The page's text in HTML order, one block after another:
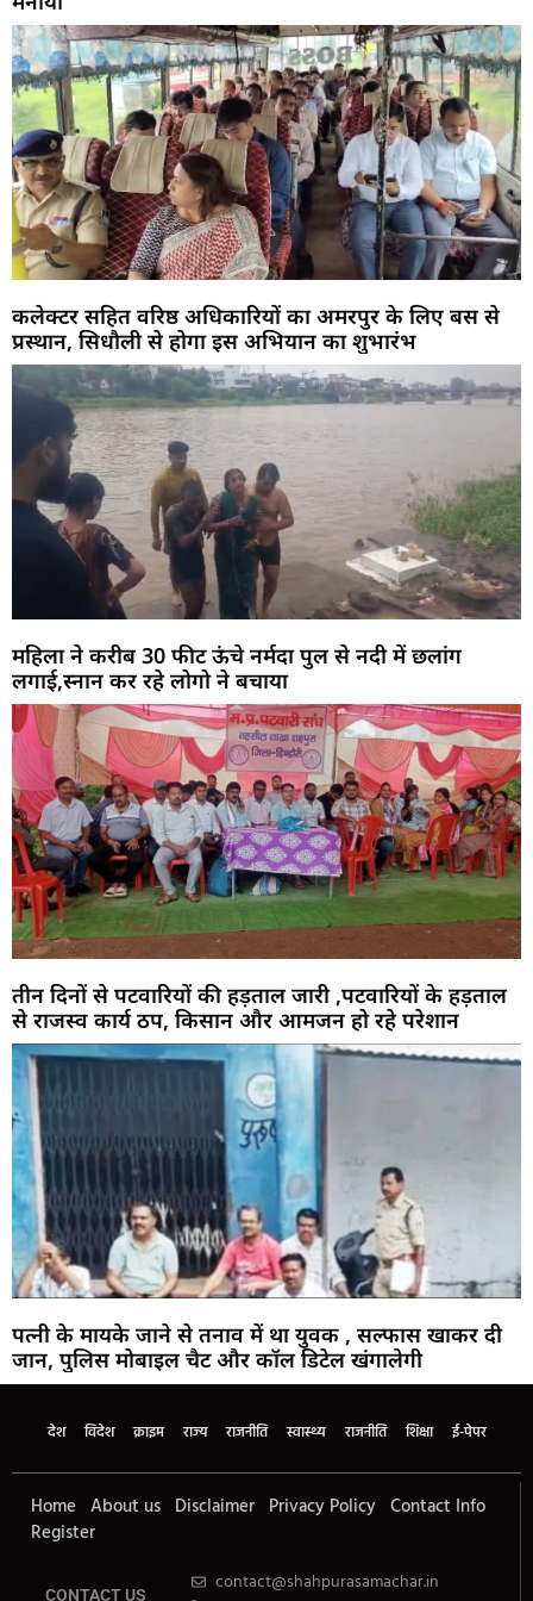
कलेक्टर सहित वरिष्ठ अधिकारियों का अमरपुर के लिए बस से
प्रस्थान, सिधौली से होगा इस अभियान का शुभारंभ
महिला ने करीब 30 फीट ऊंचे नर्मदा पुल से नदी में छलांग
लगाई,स्नान कर रहे लोगो ने बचाया
तीन दिनों से पटवारियों की हड़ताल जारी ,पटवारियों के हड़ताल
से राजस्व कार्य ठप, किसान और आमजन हो रहे परेशान
पत्नी के मायके जाने से तनाव में था युवक , सल्फास खाकर दी
जान, पुलिस मोबाइल चैट और कॉल डिटेल खंगालेगी
देश विदेश क्राइम राज्य राजनीति स्वास्थ्य राजनीति शिक्षा ई-पेपर
Home About us Disclaimer Privacy Policy Contact Info
Register
CONTACT US
contact@shahpurasamachar.in